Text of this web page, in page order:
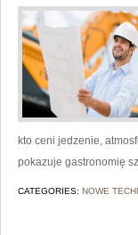
kto ceni jedzenie,
pokazuje gastronomię
CATEGORIES: NOWE